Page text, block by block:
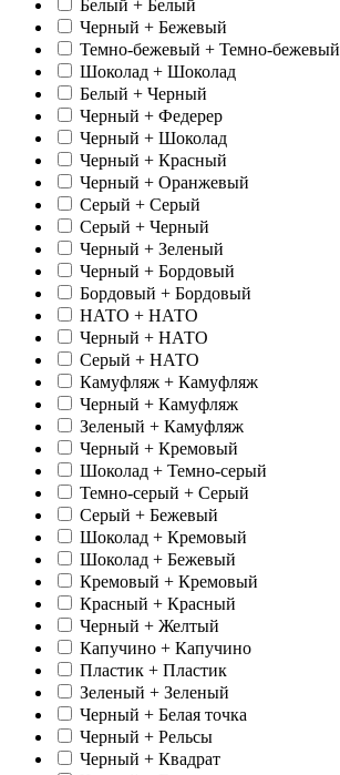
Белый + Белый
Черный + Бежевый
Темно-бежевый + Темно-бежевый
Шоколад + Шоколад
Белый + Черный
Черный + Федерер
Черный + Шоколад
Черный + Красный
Черный + Оранжевый
Серый + Серый
Серый + Черный
Черный + Зеленый
Черный + Бордовый
Бордовый + Бордовый
НАТО + НАТО
Черный + НАТО
Серый + НАТО
Камуфляж + Камуфляж
Черный + Камуфляж
Зеленый + Камуфляж
Черный + Кремовый
Шоколад + Темно-серый
Темно-серый + Серый
Серый + Бежевый
Шоколад + Кремовый
Шоколад + Бежевый
Кремовый + Кремовый
Красный + Красный
Черный + Желтый
Капучино + Капучино
Пластик + Пластик
Зеленый + Зеленый
Черный + Белая точка
Черный + Рельсы
Черный + Квадрат